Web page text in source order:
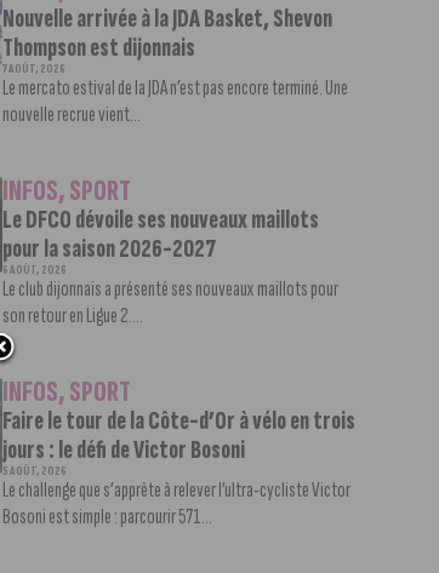
Nouvelle arrivée à la JDA Basket, Shevon
Thompson est dijonnais
7 AOÛT, 2026
Le mercato estival de la JDA n’est pas encore terminé. Une
nouvelle recrue vient...
INFOS,SPORT
Le DFCO dévoile ses nouveaux maillots
pour la saison 2026-2027
6 AOÛT, 2026
Le club dijonnais a présenté ses nouveaux maillots pour
son retour en Ligue 2....
INFOS,SPORT
Faire le tour de la Côte-d’Or à vélo en trois
jours : le défi de Victor Bosoni
5 AOÛT, 2026
Le challenge que s’apprête à relever l’ultra-cycliste Victor
Bosoni est simple : parcourir 571...